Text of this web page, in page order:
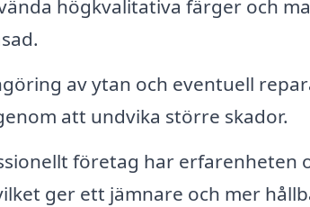
högkvalitativa färger och
av ytan och eventuell
att undvika större skador.
företag har erfarenheten
ger ett jämnare och mer